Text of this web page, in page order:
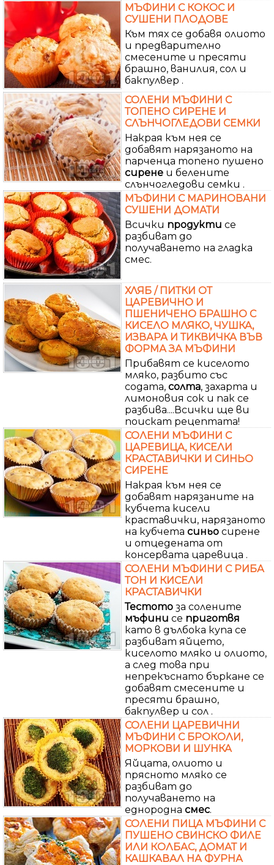
МЪФИНИ С КОКОС И
СУШЕНИ ПЛОДОВЕ
Към тях се добавя олиото
и предварително
смесените и пресяти
брашно, ванилия, сол и
бакпулвер .
СОЛЕНИ МЪФИНИ С
ТОПЕНО СИРЕНЕ И
СЛЪНЧОГЛЕДОВИ СЕМКИ
Накрая към нея се
добавят нарязаното на
парченца топено пушено
сирене и белените
слънчогледови семки .
МЪФИНИ С МАРИНОВАНИ
СУШЕНИ ДОМАТИ
Всички продукти се
разбиват до
получаването на гладка
смес.
ХЛЯБ / ПИТКИ ОТ
ЦАРЕВИЧНО И
ПШЕНИЧЕНО БРАШНО С
КИСЕЛО МЛЯКО, ЧУШКА,
ИЗВАРА И ТИКВИЧКА ВЪВ
ФОРМА ЗА МЪФИНИ
Прибавят се киселото
мляко, разбито със
содата, солта, захарта и
лимоновия сок и пак се
разбива....Всички ще ви
поискат рецептата!
СОЛЕНИ МЪФИНИ С
ЦАРЕВИЦА, КИСЕЛИ
КРАСТАВИЧКИ И СИНЬО
СИРЕНЕ
Накрая към нея се
добавят нарязаните на
кубчета кисели
краставички, нарязаното
на кубчета синьо сирене
и отцедената от
консервата царевица .
СОЛЕНИ МЪФИНИ С РИБА
ТОН И КИСЕЛИ
КРАСТАВИЧКИ
Тестото за солените
мъфини се приготвя
като в дълбока купа се
разбиват яйцето,
киселото мляко и олиото,
а след това при
непрекъснато бъркане се
добавят смесените и
пресяти брашно,
бакпулвер и сол .
СОЛЕНИ ЦАРЕВИЧНИ
МЪФИНИ С БРОКОЛИ,
МОРКОВИ И ШУНКА
Яйцата, олиото и
прясното мляко се
разбиват до
получаването на
еднородна смес.
СОЛЕНИ ПИЦА МЪФИНИ С
ПУШЕНО СВИНСКО ФИЛЕ
ИЛИ КОЛБАС, ДОМАТ И
КАШКАВАЛ НА ФУРНА